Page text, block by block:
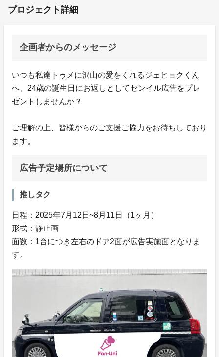
プロジェクト詳細
企画者からのメッセージ
いつも私達トゥメに沢山の愛をくれるジェヒョクくん
へ、24歳の誕生日にお返しとしてセンイル広告をプレ
ゼントしませんか？
ご理解の上、皆様からのご支援ご協力をお待ちしており
ます。
広告予定場所について
推しタク
日程：2025年7月12日~8月11日（1ヶ月）
形式：静止画
面数：1台につき左右のドア2面が広告実施面となりま
す。